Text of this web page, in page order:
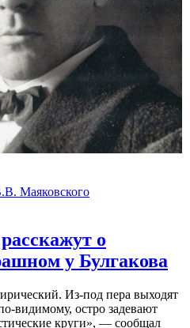
Маяковского
о
у Булгакова
Из-под пера выходят
видимому, остро задевают
круги», — сообщал